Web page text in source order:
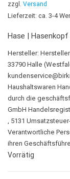
zzgl. Versand
Lieferzeit: ca. 3-4
Hase |
Hersteller:
33790 Halle
Haushaltswaren
durch die
GmbH
, 5131
Verantwortliche
ihren
Vorrätig